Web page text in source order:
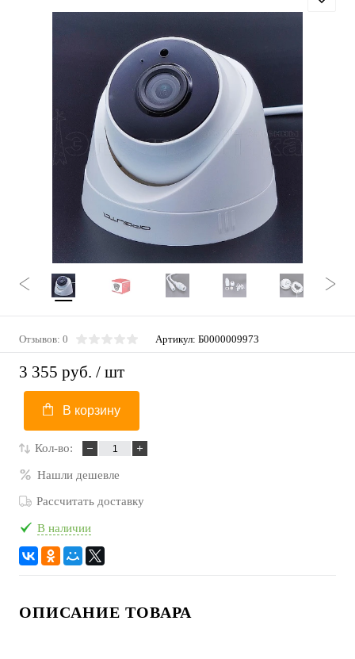
Отзывов: 0 Артикул: Б0000009973
3 355 руб. / шт
В корзину
Кол-во:
Нашли дешевле
Рассчитать доставку
В наличии
ОПИСАНИЕ ТОВАРА